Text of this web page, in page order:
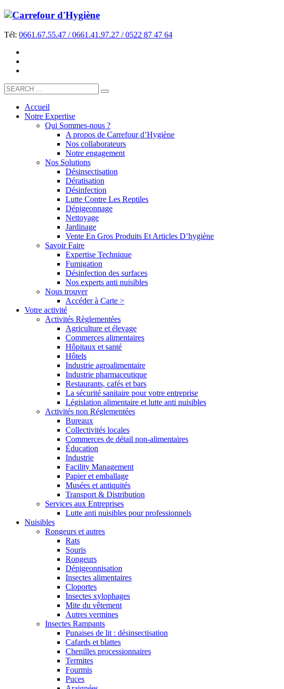
Tél: 0661.67.55.47 / 0661.41.97.27 / 0522 87 47 64
Accueil
Notre Expertise
Qui Sommes-nous ?
A propos de Carrefour d’Hygiène
Nos collaborateurs
Notre engagement
Nos Solutions
Désinsectisation
Dératisation
Désinfection
Lutte Contre Les Reptiles
Dépigeonnage
Nettoyage
Jardinage
Vente En Gros Produits Et Articles D’hygiène
Savoir Faire
Expertise Technique
Fumigation
Désinfection des surfaces
Nos experts anti nuisibles
Nous trouver
Accéder à Carte >
Votre activité
Activités Règlementées
Agriculture et élevage
Commerces alimentaires
Hôpitaux et santé
Hôtels
Industrie agroalimentaire
Industrie pharmaceutique
Restaurants, cafés et bars
La sécurité sanitaire pour votre entreprise
Législation alimentaire et lutte anti nuisibles
Activités non Réglementées
Bureaux
Collectivités locales
Commerces de détail non-alimentaires
Éducation
Industrie
Facility Management
Papier et emballage
Musées et antiquités
Transport & Distribution
Services aux Entreprises
Lutte anti nuisibles pour professionnels
Nuisibles
Rongeurs et autres
Rats
Souris
Rongeurs
Dépigeonnisation
Insectes alimentaires
Cloportes
Insectes xylophages
Mite du vêtement
Autres vermines
Insectes Rampants
Punaises de lit : désinsectisation
Cafards et blattes
Chenilles processionnaires
Termites
Fourmis
Puces